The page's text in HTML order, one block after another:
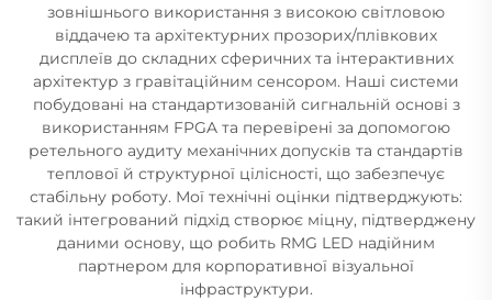
зовнішнього використання з високою світловою
віддачею та архітектурних прозорих/плівкових
дисплеїв до складних сферичних та інтерактивних
архітектур з гравітаційним сенсором. Наші системи
побудовані на стандартизованій сигнальній основі з
використанням FPGA та перевірені за допомогою
ретельного аудиту механічних допусків та стандартів
теплової й структурної цілісності, що забезпечує
стабільну роботу. Мої технічні оцінки підтверджують:
такий інтегрований підхід створює міцну, підтверджену
даними основу, що робить RMG LED надійним
партнером для корпоративної візуальної
інфраструктури.